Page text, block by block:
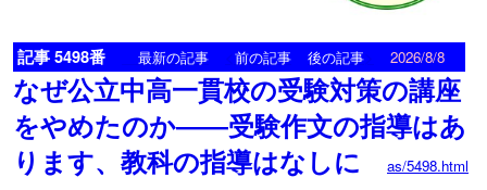
記事 5498番 最新の記事 前の記事 後の記事 2026/8/8
なぜ公立中高一貫校の受験対策の講座
をやめたのか――受験作文の指導はあ
ります、教科の指導はなしに
as/5498.html